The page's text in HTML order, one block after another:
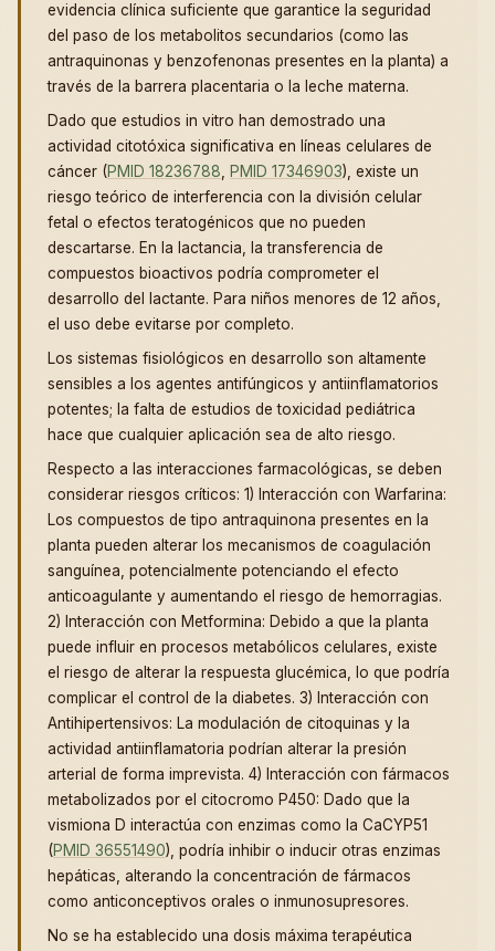
evidencia clínica suficiente que garantice la seguridad
del paso de los metabolitos secundarios (como las
antraquinonas y benzofenonas presentes en la planta) a
través de la barrera placentaria o la leche materna.
Dado que estudios in vitro han demostrado una
actividad citotóxica significativa en líneas celulares de
cáncer (PMID 18236788, PMID 17346903), existe un
riesgo teórico de interferencia con la división celular
fetal o efectos teratogénicos que no pueden
descartarse. En la lactancia, la transferencia de
compuestos bioactivos podría comprometer el
desarrollo del lactante. Para niños menores de 12 años,
el uso debe evitarse por completo.
Los sistemas fisiológicos en desarrollo son altamente
sensibles a los agentes antifúngicos y antiinflamatorios
potentes; la falta de estudios de toxicidad pediátrica
hace que cualquier aplicación sea de alto riesgo.
Respecto a las interacciones farmacológicas, se deben
considerar riesgos críticos: 1) Interacción con Warfarina:
Los compuestos de tipo antraquinona presentes en la
planta pueden alterar los mecanismos de coagulación
sanguínea, potencialmente potenciando el efecto
anticoagulante y aumentando el riesgo de hemorragias.
2) Interacción con Metformina: Debido a que la planta
puede influir en procesos metabólicos celulares, existe
el riesgo de alterar la respuesta glucémica, lo que podría
complicar el control de la diabetes. 3) Interacción con
Antihipertensivos: La modulación de citoquinas y la
actividad antiinflamatoria podrían alterar la presión
arterial de forma imprevista. 4) Interacción con fármacos
metabolizados por el citocromo P450: Dado que la
vismiona D interactúa con enzimas como la CaCYP51
(PMID 36551490), podría inhibir o inducir otras enzimas
hepáticas, alterando la concentración de fármacos
como anticonceptivos orales o inmunosupresores.
No se ha establecido una dosis máxima terapéutica